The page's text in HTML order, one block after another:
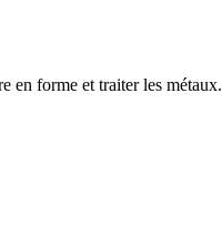
en forme et traiter les métaux.